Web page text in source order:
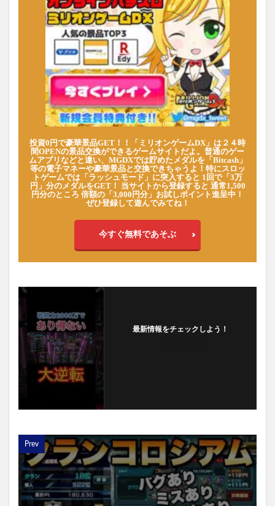
投資0円で豪華景品GET！！「ミリオンゲームDX」は２４時
間OPENの景品交換ができるゲームサイトだよ。普通のゲー
ムアプリなどと違い、MGDXでは貯めたメダルを「Bitcash」
等の電子マネーや豪華景品と交換できちゃうよ！特にスロッ
トゲームでは「ラッシュモード」に突入すると 1回で「3万
円」分のメダルをGET！ 当サイトから登録すると 通常1,500
円分のところ 倍額の「3,000円分」お試しポイント進呈中！
ぜひ登録して遊んでみてね！
今すぐ無料であそぶ
最新情報をチェックしよう！
Prev